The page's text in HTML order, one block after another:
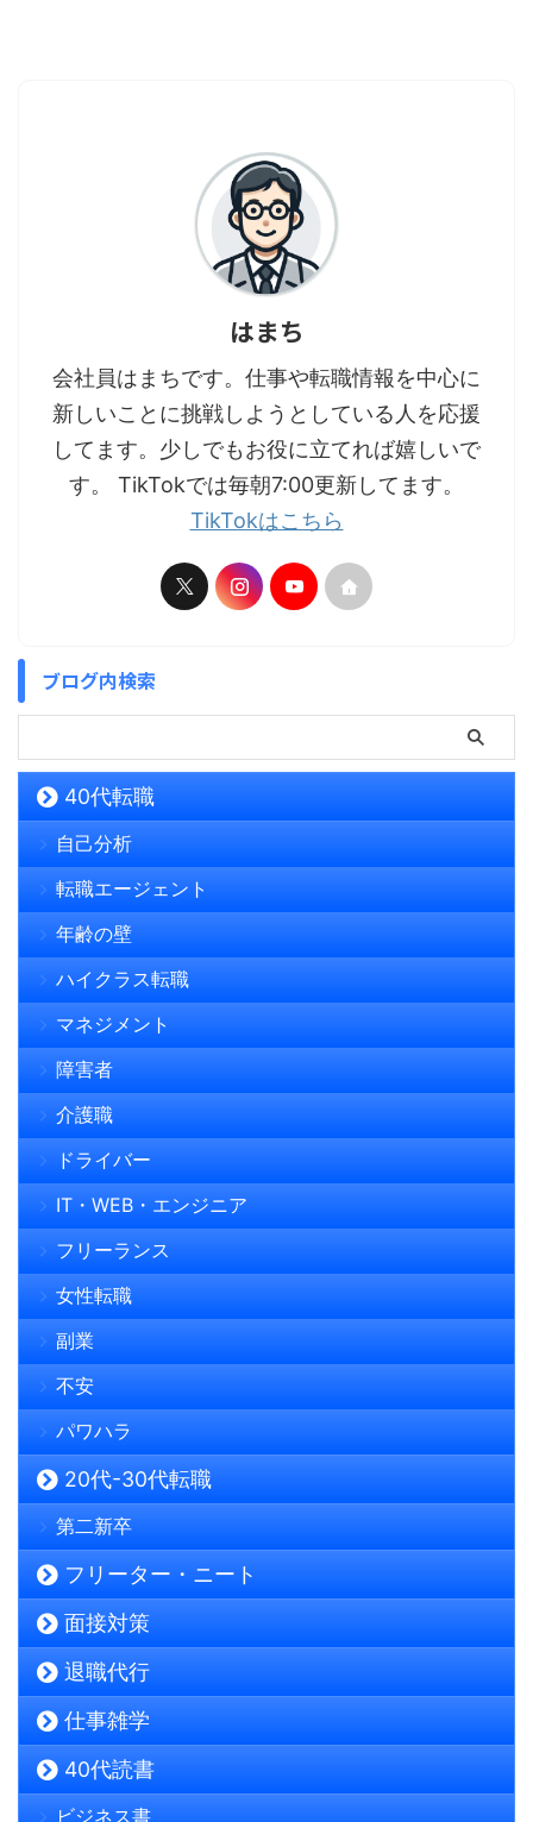
はまち
会社員はまちです。仕事や転職情報を中心に
新しいことに挑戦しようとしている人を応援
してます。少しでもお役に立てれば嬉しいで
す。 TikTokでは毎朝7:00更新してます。
TikTokはこちら
ブログ内検索
40代転職
自己分析
転職エージェント
年齢の壁
ハイクラス転職
マネジメント
障害者
介護職
ドライバー
IT・WEB・エンジニア
フリーランス
女性転職
副業
不安
パワハラ
20代-30代転職
第二新卒
フリーター・ニート
面接対策
退職代行
仕事雑学
40代読書
ビジネス書